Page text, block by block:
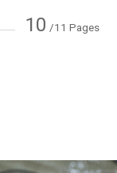
10 /11 Pages